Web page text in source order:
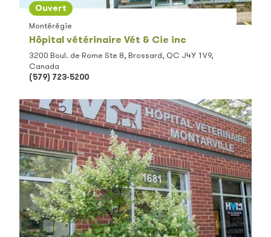
Hôpital vétérinaire Vét & Cie inc
Ouvert
Montérégie
3200 Boul. de Rome Ste 8, Brossard, QC J4Y 1V9,
Canada
(579) 723-5200